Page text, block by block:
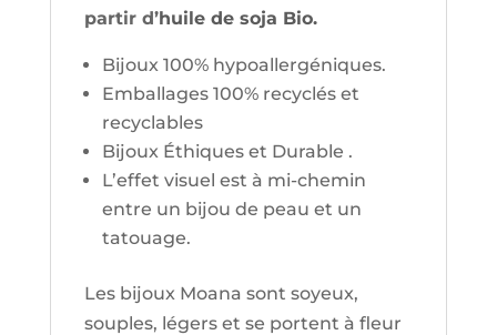
partir d’huile de soja Bio.
Bijoux 100% hypoallergéniques.
Emballages 100% recyclés et
recyclables
Bijoux Éthiques et Durable .
L’effet visuel est à mi-chemin
entre un bijou de peau et un
tatouage.
Les bijoux Moana sont soyeux,
souples, légers et se portent à fleur